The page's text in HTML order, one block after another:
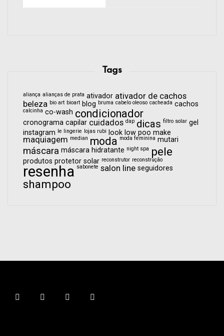
Tags
aliança alianças de prata ativador ativador de cachos
beleza bio art bioart blog bruma cabelo oleoso cacheada cachos
calcinha co-wash condicionador
cronograma capilar cuidados dap dicas filtro solar gel
instagram le lingerie lojas rubi look low poo make
maquiagem median moda moda feminina mutari
máscara máscara hidratante night spa pele
produtos protetor solar reconstrutor reconstrução
resenha sabonete salon line seguidores
shampoo